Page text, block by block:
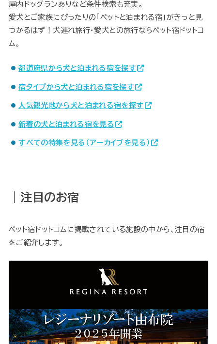
屋内ドッグランありなど条件検索も充実。
愛犬とご家族にぴったりの「ペットと泊まれる宿」がきっと見
つかるはず！犬連れ旅行・愛犬との旅行ならペット宿ドットコ
ム。
都道府県から犬と泊まれる宿を探す
宿タイプから犬と泊まれる宿を探す
人気観光地から犬と泊まれる宿を探す
新着の犬と泊まれる宿を見る
すべての特集を見る（アーカイブを見る）
｜注目のお宿
ペット宿ドットコムに掲載されている施設の中から、注目の宿
をご紹介します。